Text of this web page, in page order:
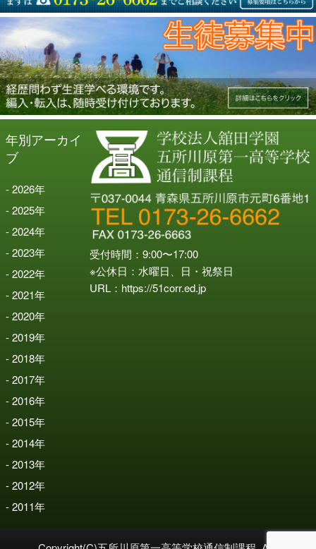
年別アーカイ
ブ
2026年
2025年
2024年
2023年
2022年
2021年
2020年
2019年
2018年
2017年
2016年
2015年
2014年
2013年
2012年
2011年
受付時間：9:00〜17:00
※公休日：水曜日、日・祝祭日
URL： https://51corr.ed.jp